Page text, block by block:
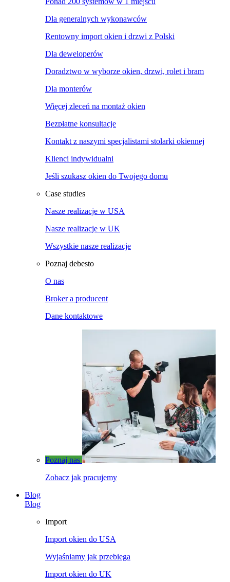
Dla generalnych wykonawców
Rentowny import okien i drzwi z Polski
Dla deweloperów
Doradztwo w wyborze okien, drzwi, rolet i bram
Dla monterów
Więcej zleceń na montaż okien
Bezpłatne konsultacje
Kontakt z naszymi specjalistami stolarki okiennej
Klienci indywidualni
Jeśli szukasz okien do Twojego domu
Case studies
Nasze realizacje w USA
Nasze realizacje w UK
Wszystkie nasze realizacje
Poznaj debesto
O nas
Broker a producent
Dane kontaktowe
Poznaj nas
Zobacz jak pracujemy
Blog
Blog
Import
Import okien do USA
Wyjaśniamy jak przebiega
Import okien do UK